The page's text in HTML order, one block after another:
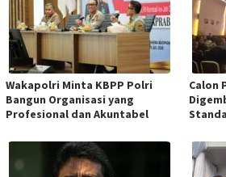
Wakapolri Minta KBPP Polri
Bangun Organisasi yang
Profesional dan Akuntabel
Calon